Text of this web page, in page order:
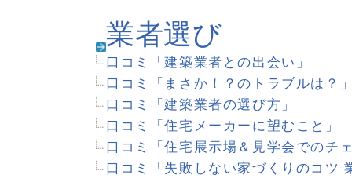
お役立ち情報
みんなでつくる「建築用語
知っておきたい土地探し10
耐震チェックワンポイント
実践！引越し講座
家づくりお役立ちリンク集